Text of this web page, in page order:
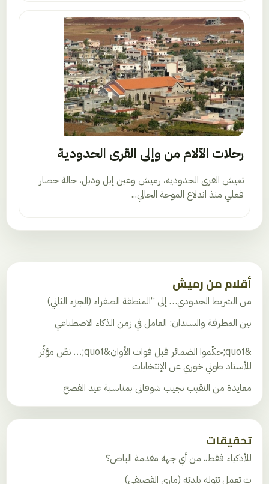
رحلات الآلام من وإلى القرى الحدودية
تعيش القرى الحدودية، رميش وعين إبل ودبل، حالة حصار
فعلي منذ اندلاع الموجة الحالي...
أقلام من رميش
من الشريط الحدودي… إلى “المنطقة الصفراء (الجزء الثاني)
بين المطرقة والسندان: العامل في زمن الذكاء الاصطناعي
&quot;حكّموا الضمائر قبل فوات الأوان&quot;… نصّ مؤثّر
للأستاذ طوني خوري عن الإنتخابات
معايدة من النقيب نجيب شوفاني بمناسبة عيد الفصح
تحقيقات
للأذكياء فقط.. من أي جهة مقدمة الباص؟
ت تعمل تبّوله بلديّه (ماري القصيفي)